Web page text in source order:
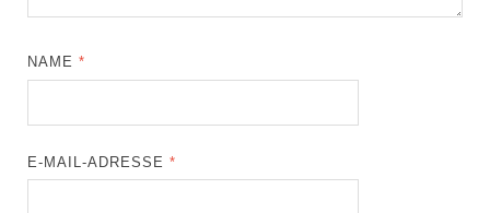
NAME*
E-MAIL-ADRESSE*